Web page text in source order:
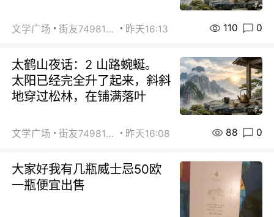
文学广场 街友74981146 昨天16:13 110 0
太鹤山夜话：2 山路蜿蜒。
太阳已经完全升了起来，斜斜
地穿过松林，在铺满落叶
文学广场 街友74981146 昨天16:08 88 0
大家好我有几瓶威士忌50欧
一瓶便宜出售